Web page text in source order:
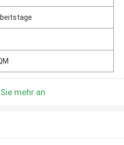
mehr an